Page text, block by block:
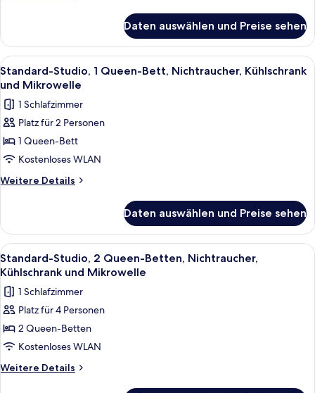
Kühlschrank
und
Mikrowelle
anzeigen
Studio,
1 Queen-
Bett
und
Nichtraucher,
Kühlschrank
Mikrowelle
Daten auswählen und Preise sehen
Alle
Fotos
für
Standard-
Studio,
1
Queen-
Bett,
und
Mikrowelle
anzeigen
Ein Hotelzimmer mit Bett, Stuhl,
5
Standard-Studio, 1 Queen-Bett, Nichtraucher, Kühlschrank
und Mikrowelle
1 Schlafzimmer
Platz für 2 Personen
1 Queen-Bett
Kostenloses WLAN
Weitere Details
Weitere
Studio,
Queen-
Bett,
Kühlschrank
und
Daten auswählen und Preise sehen
Alle
Fotos
für
Standard-
Studio,
2 Queen-
Betten,
Nichtraucher,
Ein Hotelzimmer mit zwei Betten,
5
Standard-Studio, 2 Queen-Betten, Nichtraucher,
Kühlschrank und Mikrowelle
1 Schlafzimmer
Platz für 4 Personen
2 Queen-Betten
Kostenloses WLAN
Weitere Details
Weitere